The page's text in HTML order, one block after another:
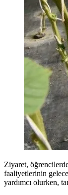
Ziyaret,
faaliyetlerinin
yardımcı olurken,